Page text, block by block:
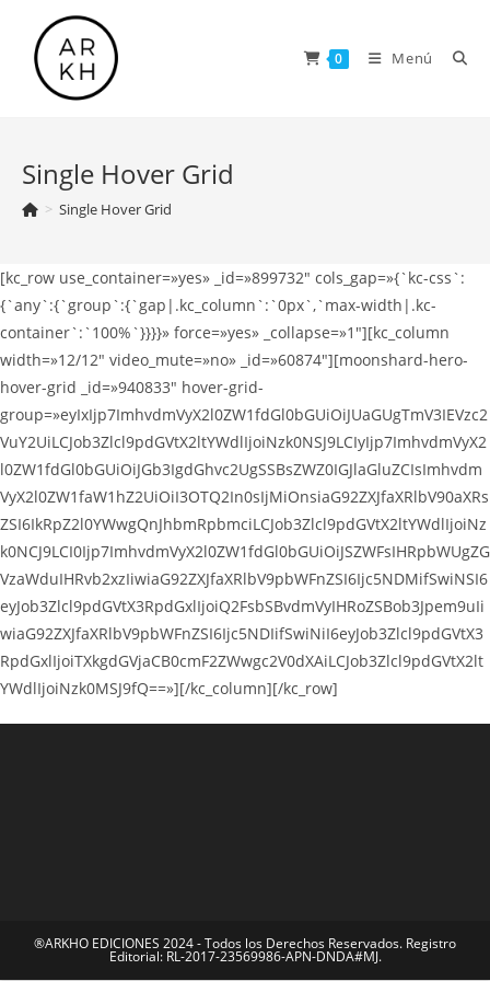
contenido
0 Menú
Single Hover Grid
> Single Hover Grid
[kc_row use_container=»yes» _id=»899732″ cols_gap=»{`kc-css`:
{`any`:{`group`:{`gap|.kc_column`:`0px`,`max-width|.kc-
container`:`100%`}}}}» force=»yes» _collapse=»1″][kc_column
width=»12/12″ video_mute=»no» _id=»60874″][moonshard-hero-
hover-grid _id=»940833″ hover-grid-
group=»eyIxIjp7ImhvdmVyX2l0ZW1fdGl0bGUiOiJUaGUgTmV3IEVzc2
VuY2UiLCJob3Zlcl9pdGVtX2ltYWdlIjoiNzk0NSJ9LCIyIjp7ImhvdmVyX2
l0ZW1fdGl0bGUiOiJGb3IgdGhvc2UgSSBsZWZ0IGJlaGluZCIsImhvdm
VyX2l0ZW1faW1hZ2UiOiI3OTQ2In0sIjMiOnsiaG92ZXJfaXRlbV90aXRs
ZSI6IkRpZ2l0YWwgQnJhbmRpbmciLCJob3Zlcl9pdGVtX2ltYWdlIjoiNz
k0NCJ9LCI0Ijp7ImhvdmVyX2l0ZW1fdGl0bGUiOiJSZWFsIHRpbWUgZG
VzaWduIHRvb2xzIiwiaG92ZXJfaXRlbV9pbWFnZSI6Ijc5NDMifSwiNSI6
eyJob3Zlcl9pdGVtX3RpdGxlIjoiQ2FsbSBvdmVyIHRoZSBob3Jpem9uIi
wiaG92ZXJfaXRlbV9pbWFnZSI6Ijc5NDIifSwiNiI6eyJob3Zlcl9pdGVtX3
RpdGxlIjoiTXkgdGVjaCB0cmF2ZWwgc2V0dXAiLCJob3Zlcl9pdGVtX2lt
YWdlIjoiNzk0MSJ9fQ==»][/kc_column][/kc_row]
®ARKHO EDICIONES 2024 - Todos los Derechos Reservados. Registro
Editorial: RL-2017-23569986-APN-DNDA#MJ.